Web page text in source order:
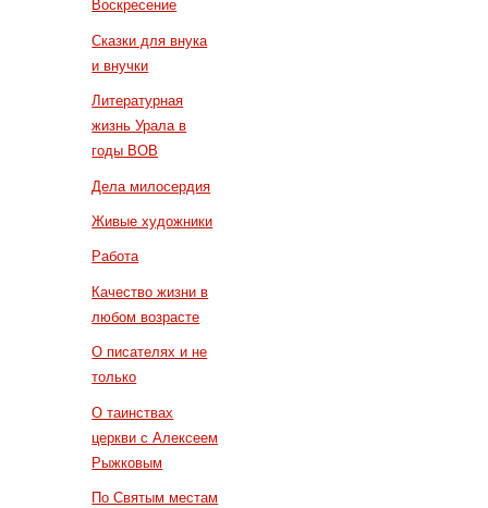
Воскресение
Сказки для внука
и внучки
Литературная
жизнь Урала в
годы ВОВ
Дела милосердия
Живые художники
Работа
Качество жизни в
любом возрасте
О писателях и не
только
О таинствах
церкви с Алексеем
Рыжковым
По Святым местам